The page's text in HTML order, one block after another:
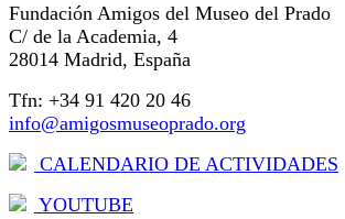
Fundación Amigos del Museo del Prado
C/ de la Academia, 4
28014 Madrid, España
Tfn: +34 91 420 20 46
info@amigosmuseoprado.org
CALENDARIO DE ACTIVIDADES
YOUTUBE